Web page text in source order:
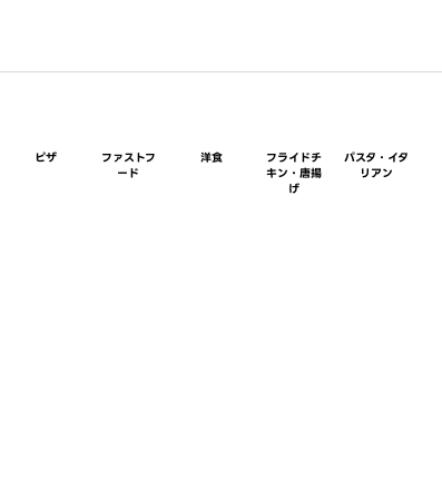
ピザ
ファストフ
ード
洋食
フライドチ
キン・唐揚
げ
パスタ・イタ
リアン